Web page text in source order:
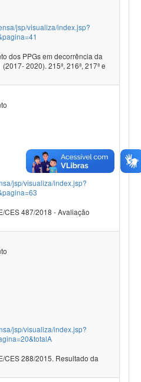
jsp/visualiza/index.jsp?
dos PPGs em decorrência da
2020). 215ª, 216ª, 217ª e
jsp/visualiza/index.jsp?
CES 487/2018 - Avaliação
jsp/visualiza/index.jsp?
CES 288/2015. Resultado da